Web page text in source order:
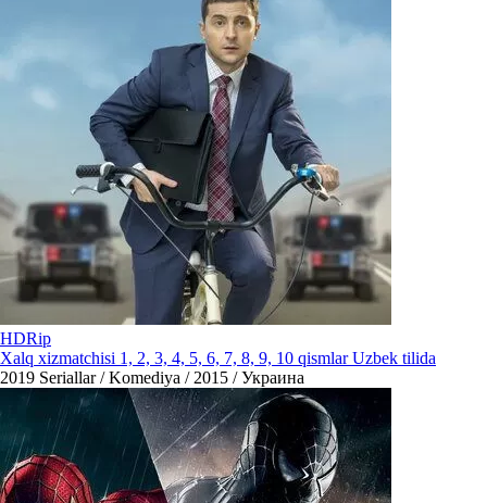
HDRip
Xalq xizmatchisi 1, 2, 3, 4, 5, 6, 7, 8, 9, 10 qismlar Uzbek tilida
2019 Seriallar / Komediya / 2015 / Украина